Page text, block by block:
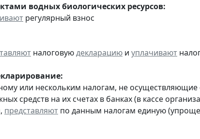
водных биологических ресурсов:
регулярный взнос
налоговуюдекларацию и уплачивают
или нескольким налогам, не осуществляющие
средств на их счетах в банках (в кассе
представляют по данным налогам единую